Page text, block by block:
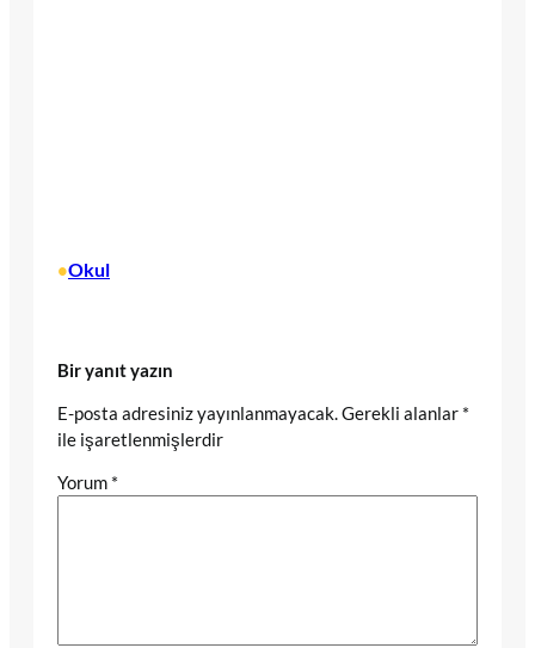
•Okul
Bir yanıt yazın
E-posta adresiniz yayınlanmayacak. Gerekli alanlar *
ile işaretlenmişlerdir
Yorum *